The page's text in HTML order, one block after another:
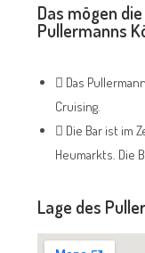
Das mögen
Pullermanns
Das
Cruising.
Die Bar ist im
Heumarkts. Die
Lage des